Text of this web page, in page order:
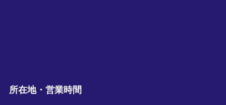
所在地・営業時間